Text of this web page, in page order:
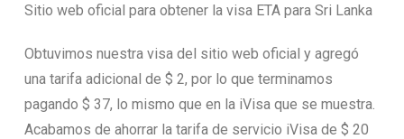
Sitio web oficial para obtener la visa ETA para Sri Lanka
Obtuvimos nuestra visa del sitio web oficial y agregó
una tarifa adicional de $ 2, por lo que terminamos
pagando $ 37, lo mismo que en la iVisa que se muestra.
Acabamos de ahorrar la tarifa de servicio iVisa de $ 20